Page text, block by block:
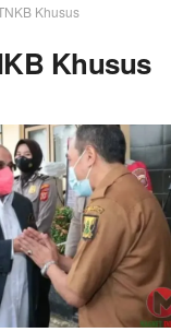
Khusus
Khusus